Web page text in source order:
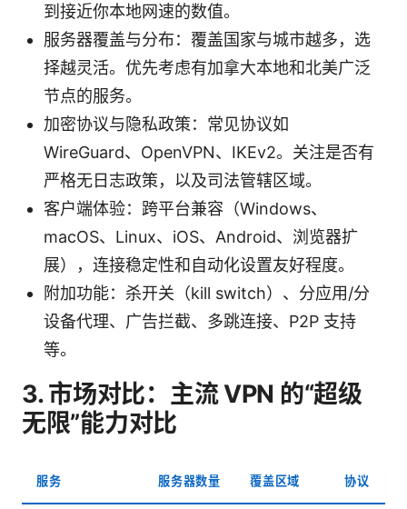
到接近你本地网速的数值。
服务器覆盖与分布：覆盖国家与城市越多，选
择越灵活。优先考虑有加拿大本地和北美广泛
节点的服务。
加密协议与隐私政策：常见协议如
WireGuard、OpenVPN、IKEv2。关注是否有
严格无日志政策，以及司法管辖区域。
客户端体验：跨平台兼容（Windows、
macOS、Linux、iOS、Android、浏览器扩
展），连接稳定性和自动化设置友好程度。
附加功能：杀开关（kill switch）、分应用/分
设备代理、广告拦截、多跳连接、P2P 支持
等。
3. 市场对比：主流 VPN 的“超级
无限”能力对比
服务 服务器数量 覆盖区域 协议